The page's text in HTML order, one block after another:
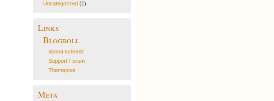
Uncategorized (1)
Links
Blogroll
donna schreibt
Support-Forum
Themepool
Meta